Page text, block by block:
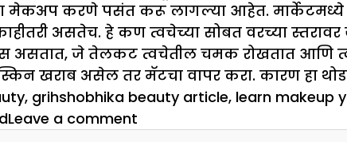
हा मेकअप करणे पसंत करू लागल्या आहेत.
असतेच. हे कण त्वचेच्या सोबत वरच्या
जे तेलकट त्वचेतील चमक रोखतात आणि
खराब असेल तर मॅटचा वापर करा. कारण हा
, grihshobhika beauty article, learn makeup
Leave a comment